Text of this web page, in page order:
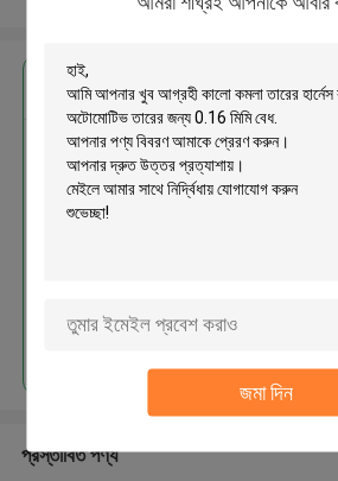
জমা দিন
এর সেরা মূল্য পান
কালো কমলা তারের
অটোমোটিভ তারের
চালিয়ে
প্রস্তাবিত পণ্য